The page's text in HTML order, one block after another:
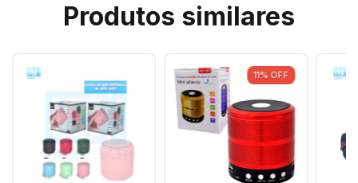
Produtos similares
11% OFF